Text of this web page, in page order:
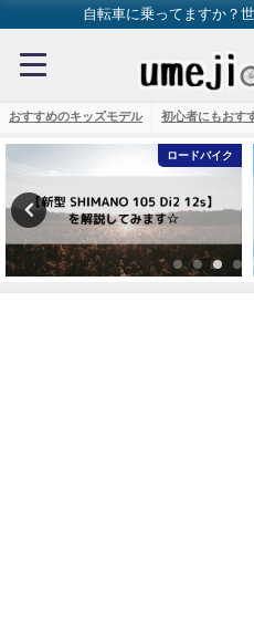
自転車に乗ってますか？
おすすめのキッズモデル 初心者にもおす
ロードバイク